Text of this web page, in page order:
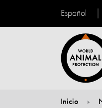
Español
Inicio